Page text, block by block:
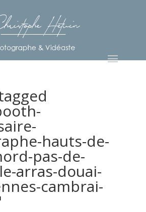
hauts-de-
pas-de-
arras-douai-
cambrai-